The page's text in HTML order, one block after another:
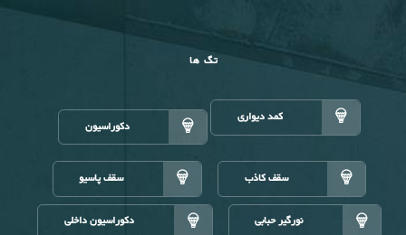
تگ ها
کمد دیواری دکوراسیون
سقف کاذب سقف پاسیو
نورگیر حبابی دکوراسیون داخلی